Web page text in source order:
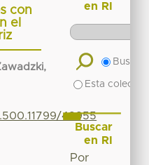
con
el
49955
en RI
Buscar
Esta
Buscar
en RI
Por